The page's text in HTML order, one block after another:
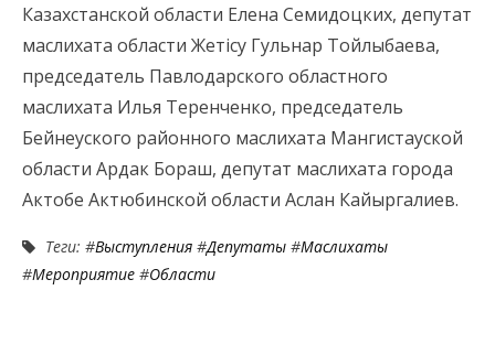
Казахстанской области Елена Семидоцких, депутат
маслихата области Жетісу Гульнар Тойлыбаева,
председатель Павлодарского областного
маслихата Илья Теренченко, председатель
Бейнеуского районного маслихата Мангистауской
области Ардак Бораш, депутат маслихата города
Актобе Актюбинской области Аслан Кайыргалиев.
Теги: #Выступления #Депутаты #Маслихаты
#Мероприятие #Области